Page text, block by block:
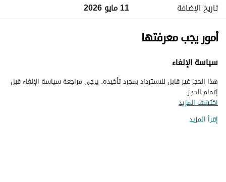
تاريخ الإضافة
11 مايو 2026
أمور يجب معرفتها
سياسة الإلغاء
هذا الحجز غير قابل للاسترداد بمجرد تأكيده. يرجى مراجعة سياسة الإلغاء قبل
إتمام الحجز.
اكتشف المزيد
إقرأ المزيد